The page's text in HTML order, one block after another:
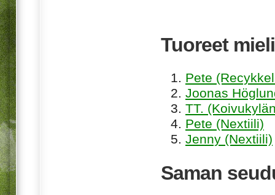
Tuoreet
Pete
Joonas
TT.
Pete (Nextiili)
Jenny (Nextiili)
Saman